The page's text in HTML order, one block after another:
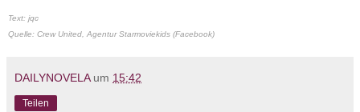
Text: jqc
Quelle: Crew United, Agentur Starmoviekids (Facebook)
DAILYNOVELA um 15:42
Teilen